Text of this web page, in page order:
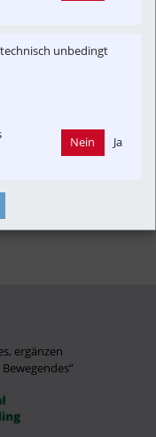
ergänzen
unbedingt
Nein Ja